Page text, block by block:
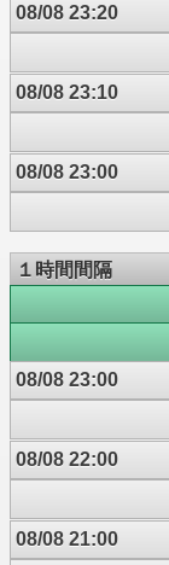
08/08 23:20
08/08 23:10
08/08 23:00
１時間間隔
08/08 23:00
08/08 22:00
08/08 21:00